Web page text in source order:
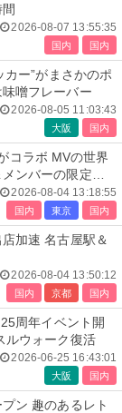
2026-08-07 13:55:35
国内 国内
カー”がまさかのポ
噌フレーバー
2026-08-05 11:03:43
大阪 国内
コラボ MVの世界
ンバーの限定ア
2026-08-04 13:18:55
国内 東京 国内
加速 名古屋駅＆
2026-08-04 13:50:12
国内 京都 国内
周年イベント開
ルウォーク復活
2026-06-25 16:43:01
大阪 国内
ン 趣のあるレト